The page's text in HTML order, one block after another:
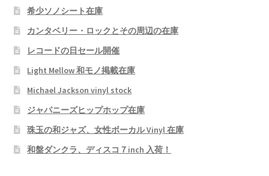
希少ソノシート在庫
カンタベリー・ロックとその周辺の在庫
レコードの日セール開催
Light Mellow 和モノ掲載在庫
Michael Jackson vinyl stock
ジャパニーズヒップホップ在庫
珠玉の和ジャズ、女性ボーカル Vinyl 在庫
和盤ダンクラ、ディスコ７inch 入荷！